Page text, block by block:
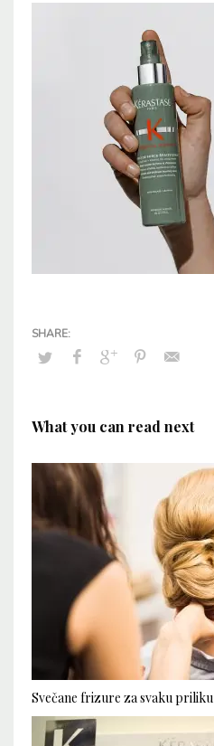
What you can read next
Svečane frizure za svaku priliku